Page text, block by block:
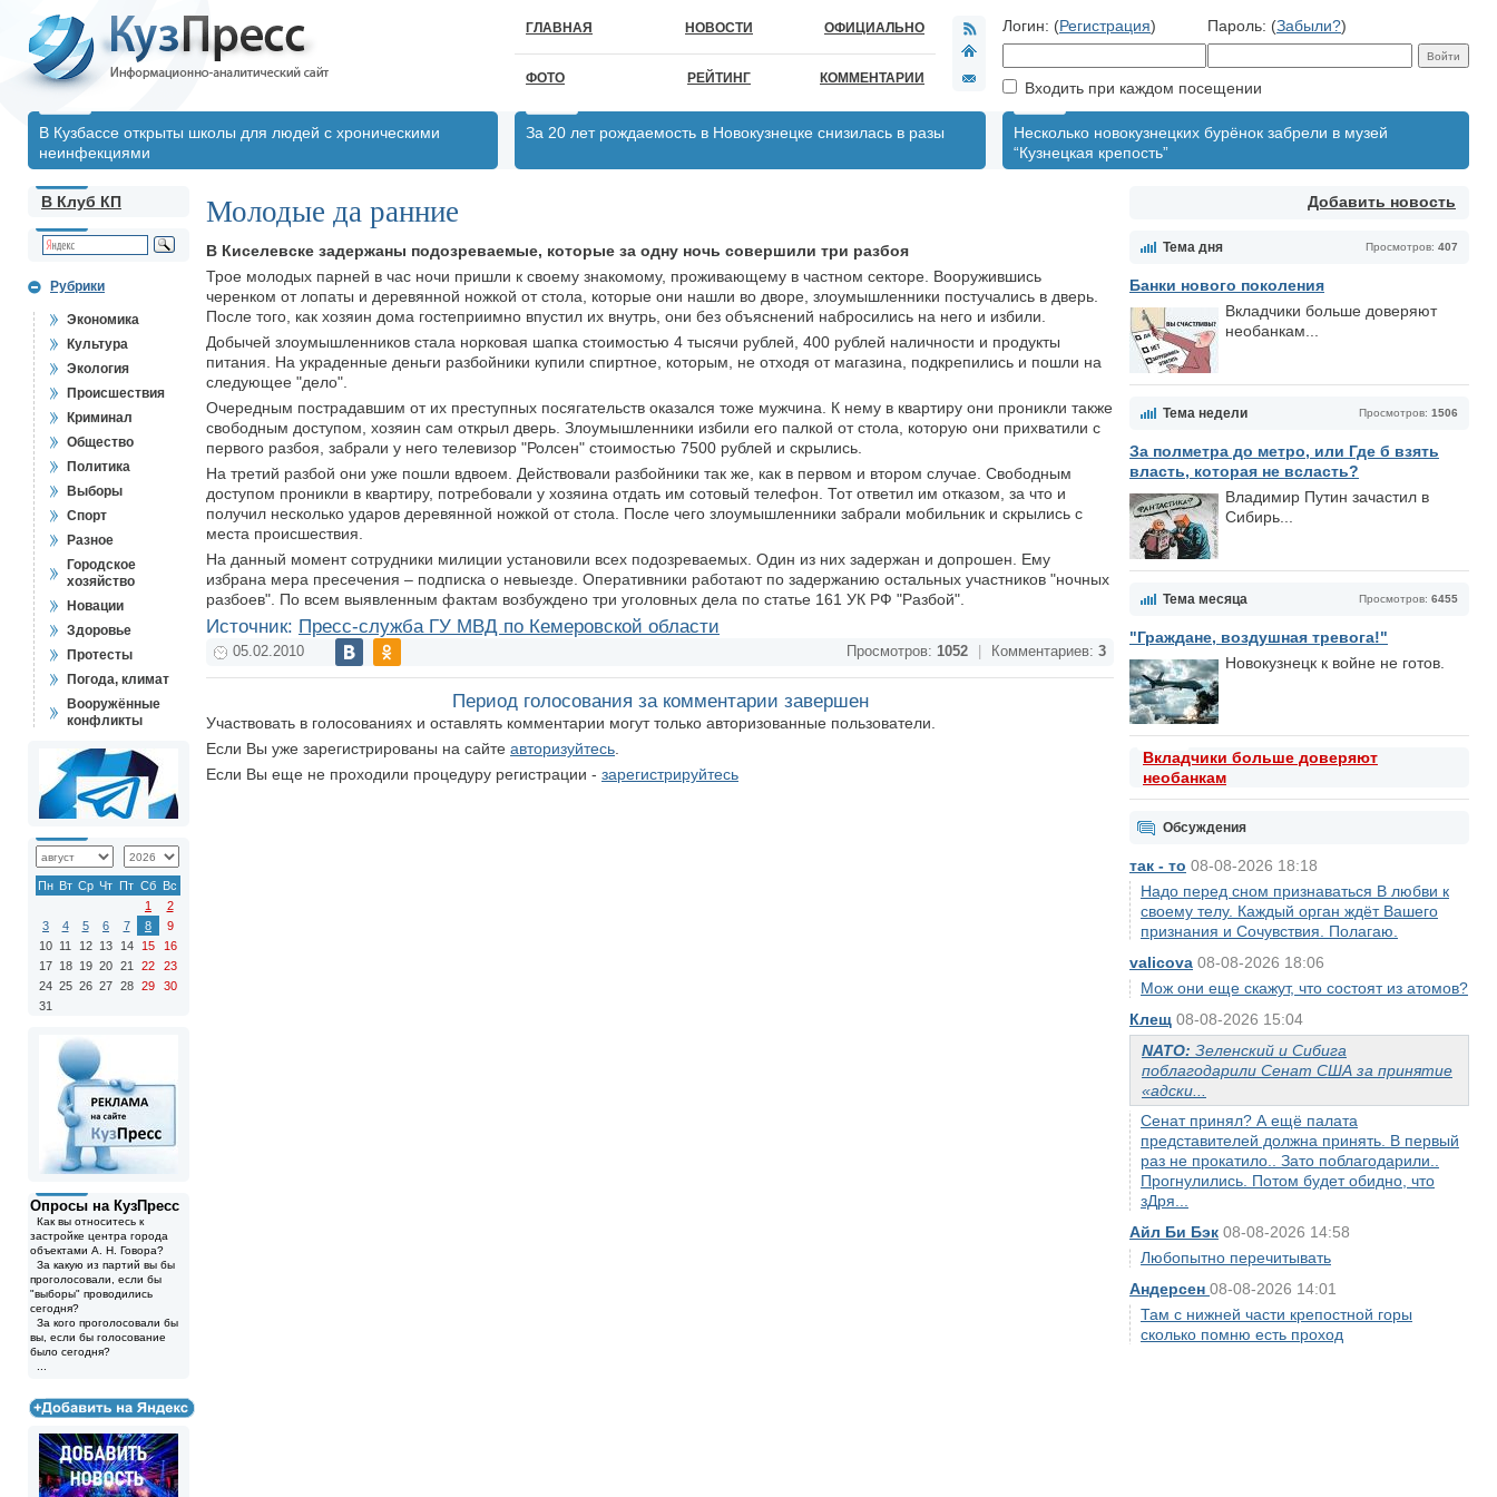
ГЛАВНАЯ НОВОСТИ ОФИЦИАЛЬНО
ФОТО РЕЙТИНГ КОММЕНТАРИИ
Логин: (Регистрация) Пароль: (Забыли?)
Входить при каждом посещении
В Кузбассе открыты школы для людей с хроническими
неинфекциями
За 20 лет рождаемость в Новокузнецке снизилась в разы
Несколько новокузнецких бурёнок забрели в музей
“Кузнецкая крепость”
Добавить новость
Просмотров: 407
Тема дня
Банки нового поколения
Вкладчики больше доверяют
необанкам...
Просмотров: 1506
Тема недели
За полметра до метро, или Где б взять
власть, которая не всласть?
Владимир Путин зачастил в
Сибирь...
Просмотров: 6455
Тема месяца
"Граждане, воздушная тревога!"
Новокузнецк к войне не готов.
Вкладчики больше доверяют
необанкам
Обсуждения
так - то 08-08-2026 18:18
Надо перед сном признаваться В любви к
своему телу. Каждый орган ждёт Вашего
признания и Сочувствия. Полагаю.
valicova 08-08-2026 18:06
Мож они еще скажут, что состоят из атомов?
Клещ 08-08-2026 15:04
NATO: Зеленский и Сибига
поблагодарили Сенат США за принятие
«адски...
Сенат принял? А ещё палата
представителей должна принять. В первый
раз не прокатило.. Зато поблагодарили..
Прогнулились. Потом будет обидно, что
зДря...
Айл Би Бэк 08-08-2026 14:58
Любопытно перечитывать
Андерсен 08-08-2026 14:01
Там с нижней части крепостной горы
сколько помню есть проход
В Клуб КП
Рубрики
Экономика
Культура
Экология
Происшествия
Криминал
Общество
Политика
Выборы
Спорт
Разное
Городское
хозяйство
Новации
Здоровье
Протесты
Погода, климат
Вооружённые
конфликты
Пн Вт Ср Чт Пт Сб Вс
1
2
3
4 5 6 7 8
9
10 11 12 13 14 15
16
17 18 19 20 21 22
23
24 25 26 27 28 29
30
31
Опросы на КузПресс
Как вы относитесь к
застройке центра города
объектами А. Н. Говора?
За какую из партий вы бы
проголосовали, если бы
"выборы" проводились
сегодня?
За кого проголосовали бы
вы, если бы голосование
было сегодня?
Молодые да ранние
В Киселевске задержаны подозреваемые, которые за одну ночь совершили три разбоя
Трое молодых парней в час ночи пришли к своему знакомому, проживающему в частном секторе. Вооружившись
черенком от лопаты и деревянной ножкой от стола, которые они нашли во дворе, злоумышленники постучались в дверь.
После того, как хозяин дома гостеприимно впустил их внутрь, они без объяснений набросились на него и избили.
Добычей злоумышленников стала норковая шапка стоимостью 4 тысячи рублей, 400 рублей наличности и продукты
питания. На украденные деньги разбойники купили спиртное, которым, не отходя от магазина, подкрепились и пошли на
следующее "дело".
Очередным пострадавшим от их преступных посягательств оказался тоже мужчина. К нему в квартиру они проникли также
свободным доступом, хозяин сам открыл дверь. Злоумышленники избили его палкой от стола, которую они прихватили с
первого разбоя, забрали у него телевизор "Ролсен" стоимостью 7500 рублей и скрылись.
На третий разбой они уже пошли вдвоем. Действовали разбойники так же, как в первом и втором случае. Свободным
доступом проникли в квартиру, потребовали у хозяина отдать им сотовый телефон. Тот ответил им отказом, за что и
получил несколько ударов деревянной ножкой от стола. После чего злоумышленники забрали мобильник и скрылись с
места происшествия.
На данный момент сотрудники милиции установили всех подозреваемых. Один из них задержан и допрошен. Ему
избрана мера пресечения – подписка о невыезде. Оперативники работают по задержанию остальных участников "ночных
разбоев". По всем выявленным фактам возбуждено три уголовных дела по статье 161 УК РФ "Разбой".
Источник: Пресс-служба ГУ МВД по Кемеровской области
05.02.2010 Просмотров: 1052 Комментариев: 3
Период голосования за комментарии завершен
Участвовать в голосованиях и оставлять комментарии могут только авторизованные пользователи.
Если Вы уже зарегистрированы на сайте авторизуйтесь
Если Вы еще не проходили процедуру регистрации - зарегистрируйтесь